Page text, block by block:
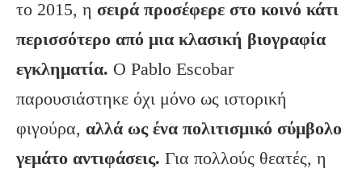
το 2015, η σειρά προσέφερε στο κοινό κάτι
περισσότερο από μια κλασική βιογραφία
εγκληματία. Ο Pablo Escobar
παρουσιάστηκε όχι μόνο ως ιστορική
φιγούρα, αλλά ως ένα πολιτισμικό σύμβολο
γεμάτο αντιφάσεις. Για πολλούς θεατές, η